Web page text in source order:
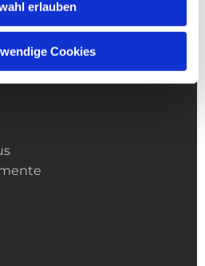
erlauben
Cookies
Franziskus